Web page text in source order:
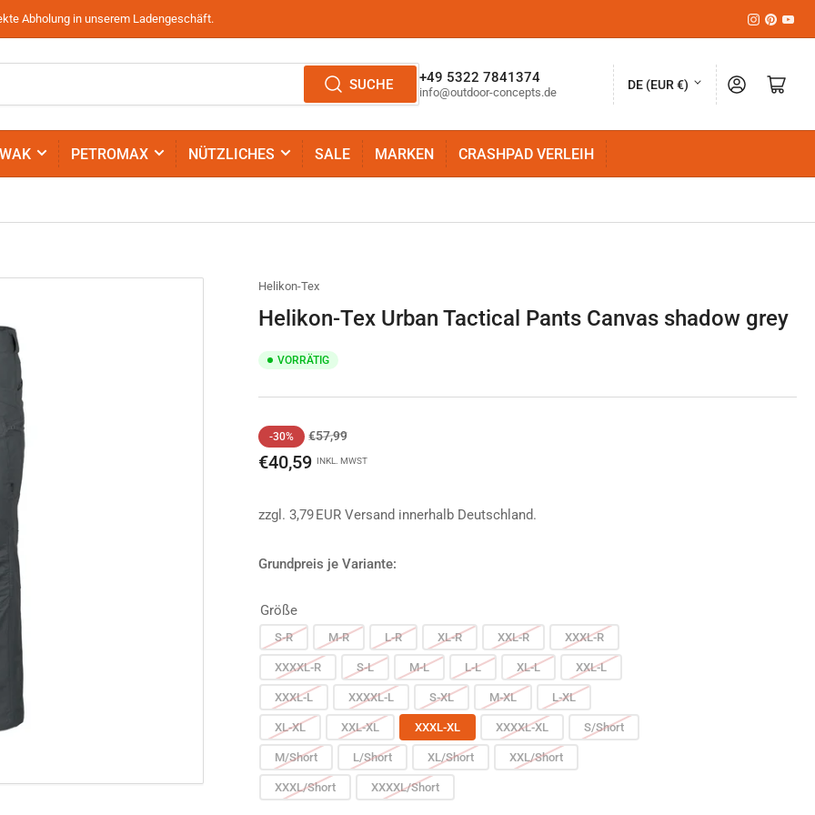
Abholung in unserem Ladengeschäft. Instagram
Pinterest
SUCHE +49 5322 7841374
info@outdoor-concepts.de
L
n
R
o
DE (EUR €) AnmeldenMini-Warenkorb öffnen
PETROMAX NÜTZLICHES SALE MARKEN CRASHPAD VERLEIH
Helikon-Tex
Helikon-Tex Urban Tactical Pants Canvas shadow grey
VORRÄTIG
Normaler
Preis
-30% €57,99Ausverkaufspreis
€40,59 INKL. MWST
zzgl. 3,79 EUR Versand innerhalb Deutschland.
Grundpreis je Variante:
Größe
S-R M-R L-R XL-R XXL-R XXXL-R
XXXXL-R S-L M-L L-L XL-L XXL-L
XXXL-L XXXXL-L S-XL M-XL L-XL
XL-XL XXL-XL XXXL-XL XXXXL-XL S/Short
M/Short L/Short XL/Short XXL/Short
XXXL/Short XXXXL/Short